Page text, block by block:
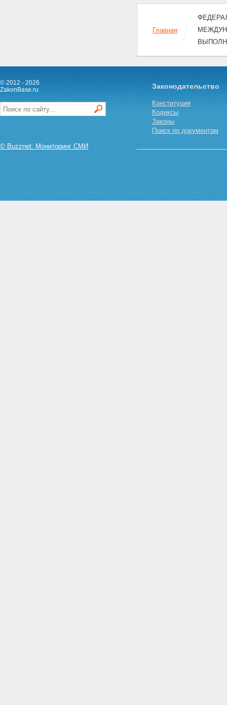
Главная
© 2012 - 2026
ZakonBase.ru
© Buzznet: Мониторинг СМИ
Законодательство
Конституция
Кодексы
Законы
Поиск по документам